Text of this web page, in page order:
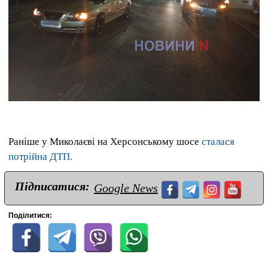
Раніше у Миколаєві на Херсонському шосе сталася
потрійна ДТП.
Підписатися: Google News
Поділитися: